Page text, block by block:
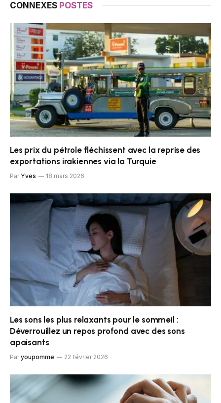
CONNEXES POSTES
Les prix du pétrole fléchissent avec la reprise des
exportations irakiennes via la Turquie
Par Yves 18 mars 2026
Les sons les plus relaxants pour le sommeil :
Déverrouillez un repos profond avec des sons
apaisants
Par youpomme 22 février 2026